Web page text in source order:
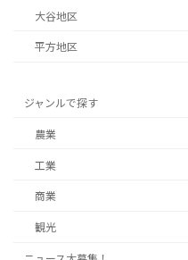
大谷地区
平方地区
ジャンルで探す
農業
工業
商業
観光